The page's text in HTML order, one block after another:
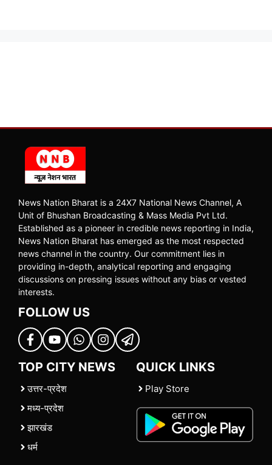
News Nation Bharat is a 24X7 National News Channel, A
Unit of Bhushan Broadcasting & Mass Media Pvt Ltd.
Established as a pioneer in credible news reporting in India,
News Nation Bharat has emerged as the most respected
news channel in the country. Our commitment lies in
providing in-depth, analytical reporting and engaging
discussions on pressing issues without any bias or vested
interests.
FOLLOW US
TOP CITY NEWS
उत्तर-प्रदेश
मध्य-प्रदेश
झारखंड
धर्म
QUICK LINKS
Play Store